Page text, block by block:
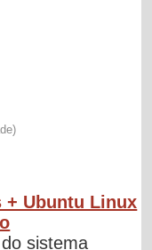
+ Ubuntu Linux
sistema